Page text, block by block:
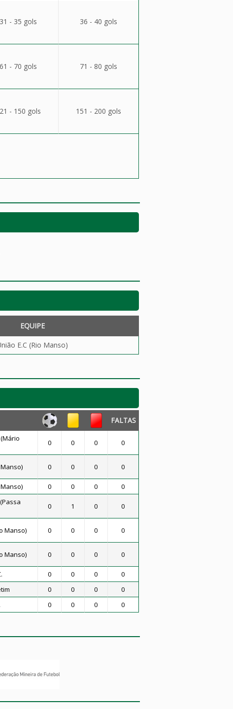
31 - 35 gols 36 - 40 gols
61 - 70 gols 71 - 80 gols
- 150 gols 151 - 200 gols
EQUIPE
E.C (Rio Manso)
FALTAS
0 0 0 0
Manso) 0 0 0 0
Manso) 0 0 0 0
0 1 0 0
Manso) 0 0 0 0
Manso) 0 0 0 0
0 0 0
0
0 0 0
0
0 0 0 0